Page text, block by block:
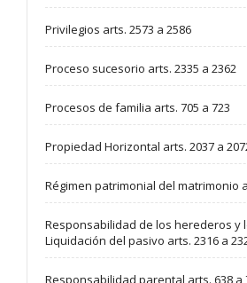
Privilegios arts. 2573 a 2586
Proceso sucesorio arts. 2335 a 2362
Procesos de familia arts. 705 a 723
Propiedad Horizontal arts. 2037 a
Régimen patrimonial del matrimonio
Responsabilidad de los herederos y
Liquidación del pasivo arts. 2316 a